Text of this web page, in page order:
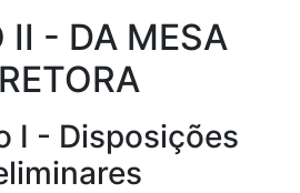
II - DA MESA
I - Disposições